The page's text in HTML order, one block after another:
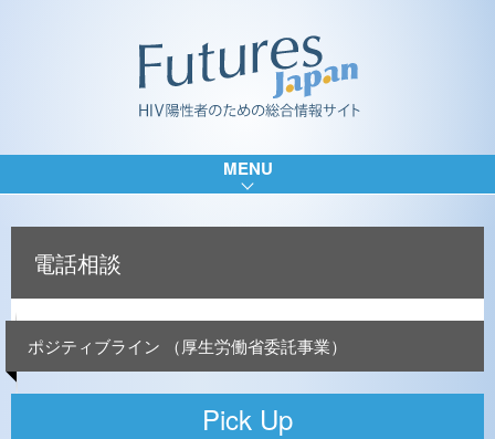
MENU
電話相談
ポジティブライン （厚生労働省委託事業）
Pick Up